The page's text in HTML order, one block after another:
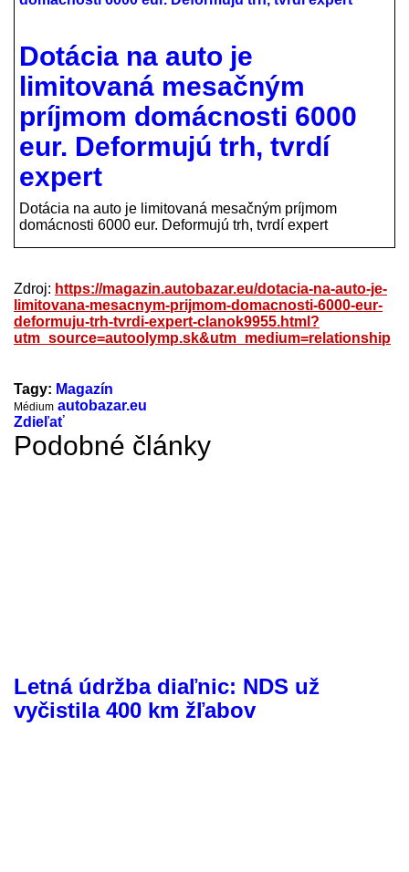
Dotácia na auto je
limitovaná mesačným
príjmom domácnosti 6000
eur. Deformujú trh, tvrdí
expert
Dotácia na auto je limitovaná mesačným príjmom
domácnosti 6000 eur. Deformujú trh, tvrdí expert
Zdroj: https://magazin.autobazar.eu/dotacia-na-auto-je-
limitovana-mesacnym-prijmom-domacnosti-6000-eur-
deformuju-trh-tvrdi-expert-clanok9955.html?
utm_source=autoolymp.sk&utm_medium=relationship
Tagy: Magazín
Médium autobazar.eu
Zdieľať
Podobné články
Letná údržba diaľnic: NDS už
vyčistila 400 km žľabov